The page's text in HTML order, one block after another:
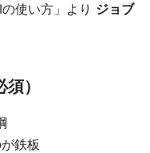
使い方」より ジョブ
）
鉄板